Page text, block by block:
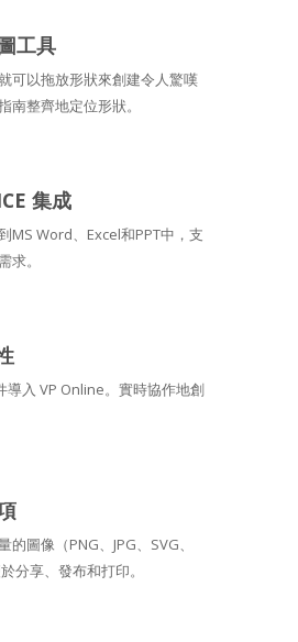
工具
可以拖放形狀來創建令人驚嘆
南整齊地定位形狀。
集成
MS Word、Excel和PPT中，支
求。
導入 VP Online。實時協作地創
圖像（PNG、JPG、SVG、
分享、發布和打印。